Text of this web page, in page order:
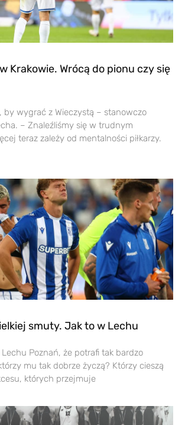
Krakowie. Wrócą do pionu czy się
by wygrać z Wieczystą – stanowczo
– Znaleźliśmy się w trudnym
teraz zależy od mentalności piłkarzy.
smuty. Jak to w Lechu
Poznań, że potrafi tak bardzo
mu tak dobrze życzą? Którzy cieszą
których przejmuje